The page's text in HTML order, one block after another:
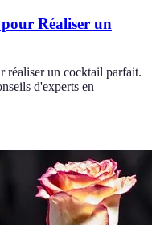
Réaliser un
réaliser un cocktail parfait.
d'experts en